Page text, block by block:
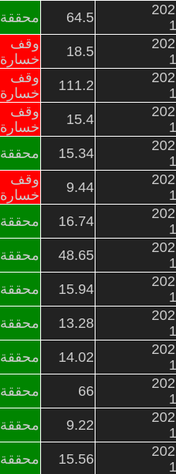
64.5 محققة
18.5
وقف
خسارة
111.2
وقف
خسارة
15.4
وقف
خسارة
15.34 محققة
9.44
وقف
خسارة
16.74 محققة
48.65 محققة
15.94 محققة
13.28 محققة
14.02 محققة
66 محققة
9.22 محققة
15.56 محققة